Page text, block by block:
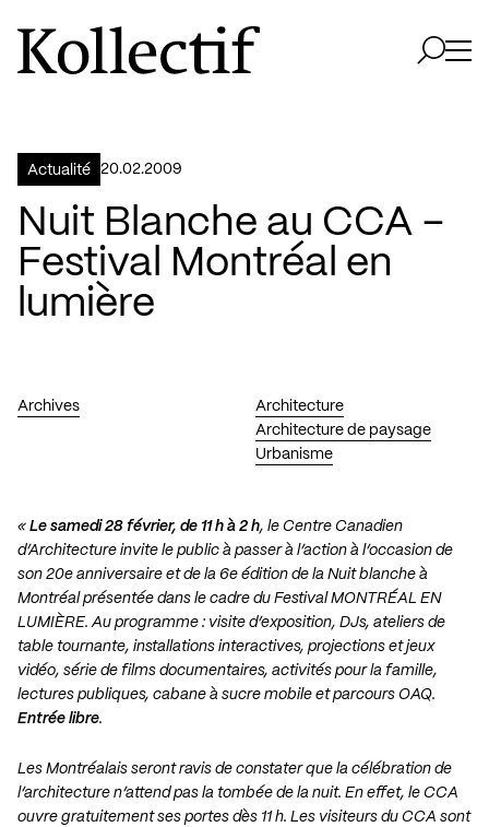
Aller à la page d'accueil
Logo Kollectif
Actualité 20.02.2009
Nuit Blanche au CCA –
Festival Montréal en
lumière
Archives
Architecture
Architecture de paysage
Urbanisme
« Le samedi 28 février, de 11 h à 2 h, le Centre Canadien
d’Architecture invite le public à passer à l’action à l’occasion de
son 20e anniversaire et de la 6e édition de la Nuit blanche à
Montréal présentée dans le cadre du Festival MONTRÉAL EN
LUMIÈRE. Au programme : visite d’exposition, DJs, ateliers de
table tournante, installations interactives, projections et jeux
vidéo, série de films documentaires, activités pour la famille,
lectures publiques, cabane à sucre mobile et parcours OAQ.
Entrée libre.
Les Montréalais seront ravis de constater que la célébration de
l’architecture n’attend pas la tombée de la nuit. En effet, le CCA
ouvre gratuitement ses portes dès 11 h. Les visiteurs du CCA sont